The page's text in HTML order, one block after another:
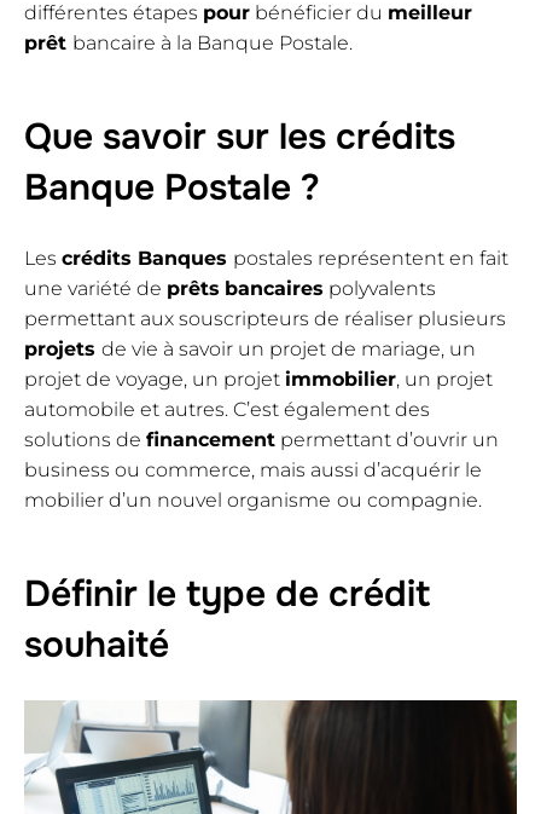
différentes étapes pour bénéficier du meilleur
prêt bancaire à la Banque Postale.
Que savoir sur les crédits
Banque Postale ?
Les crédits Banques postales représentent en fait
une variété de prêts bancaires polyvalents
permettant aux souscripteurs de réaliser plusieurs
projets de vie à savoir un projet de mariage, un
projet de voyage, un projet immobilier, un projet
automobile et autres. C’est également des
solutions de financement permettant d’ouvrir un
business ou commerce, mais aussi d’acquérir le
mobilier d’un nouvel organisme ou compagnie.
Définir le type de crédit
souhaité